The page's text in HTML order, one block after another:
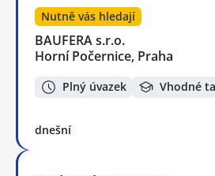
Nutně vás hledají
BAUFERA s.r.o.
Horní Počernice, Praha
Plný úvazek Vhodné
dnešní